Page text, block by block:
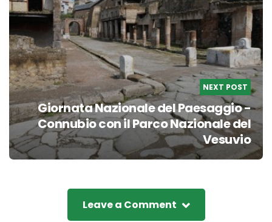
NEXT POST
Giornata Nazionale del Paesaggio -
Connubio con il Parco Nazionale del
Vesuvio
Leave a Comment